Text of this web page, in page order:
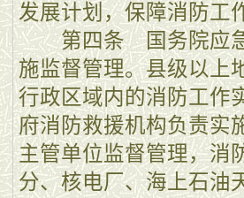
发展计划，保障消防工
第四条 国务院应急
施监督管理。县级以上
行政区域内的消防工作
府消防救援机构负责实
主管单位监督管理，消
分、核电厂、海上石油